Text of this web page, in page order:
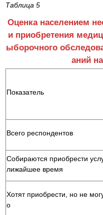
Таблица 5
Оценка населением
и приобретения
ыборочного
аний
Показатель
Всего респондентов
Собираются приобрести
лижайшее время
Хотят приобрести, но не
о